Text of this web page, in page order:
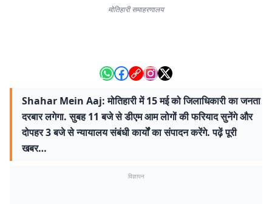
मोतिहारी समाहरणालय
Shahar Mein Aaj: मोतिहारी में 15 मई को जिलाधिकारी का जनता
दरबार लगेगा. सुबह 11 बजे से डीएम आम लोगों की फरियाद सुनेंगे और
दोपहर 3 बजे से न्यायालय संबंधी कार्यों का संपादन करेंगे. पढ़ें पूरी
खबर…
विज्ञापन